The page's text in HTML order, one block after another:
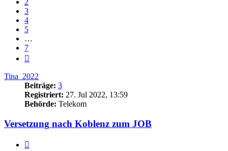
3
4
5
…
7
Tina_2022
Beiträge: 3
Registriert: 27. Jul 2022, 13:59
Behörde: Telekom
Versetzung nach Koblenz zum JOB